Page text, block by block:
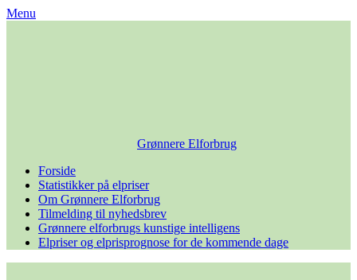
Skip
Menu
Grønnere Elforbrug
Forside
Statistikker på elpriser
Om Grønnere Elforbrug
Tilmelding til nyhedsbrev
Grønnere elforbrugs kunstige intelligens
Elpriser og elprisprognose for de kommende dage